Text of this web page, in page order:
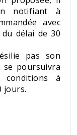
notifiant à
avec
délai de 30
pas son
se poursuivra
à
jours.